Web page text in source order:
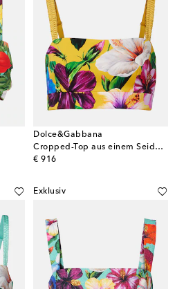
Dolce&Gabbana
Cropped-Top aus einem Seidengemisch
€ 916
original price
Exklusiv